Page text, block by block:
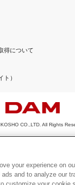
得について
）
CO.,LTD. All Rights
切の文章・画像・写真・動
囲を超えて無断で複製、転
よりご利用いただけない場
your experience on
ads and to analyze our